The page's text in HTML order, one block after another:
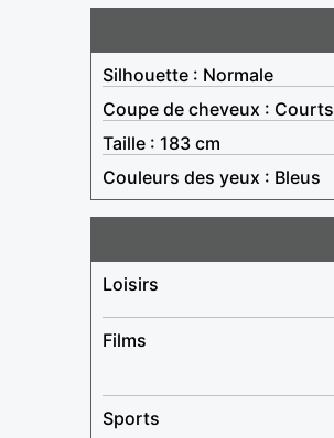
Silhouette : Normale
Coupe de cheveux : Courts
Taille : 183 cm
Couleurs des yeux : Bleus
Loisirs
Films
Sports